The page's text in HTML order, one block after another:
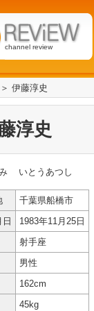
channel review
伊藤淳史
淳史
いとうあつし
千葉県船橋市
1983年11月25日
射手座
男性
162cm
45kg